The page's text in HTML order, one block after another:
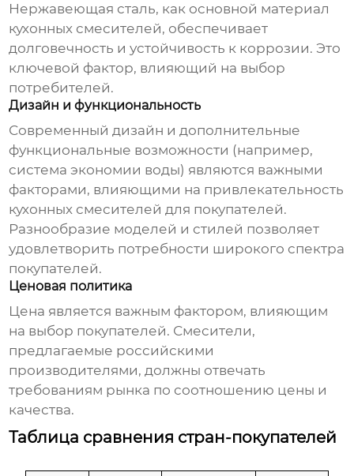
Нержавеющая сталь, как основной материал
кухонных смесителей, обеспечивает
долговечность и устойчивость к коррозии. Это
ключевой фактор, влияющий на выбор
потребителей.
Дизайн и функциональность
Современный дизайн и дополнительные
функциональные возможности (например,
система экономии воды) являются важными
факторами, влияющими на привлекательность
кухонных смесителей для покупателей.
Разнообразие моделей и стилей позволяет
удовлетворить потребности широкого спектра
покупателей.
Ценовая политика
Цена является важным фактором, влияющим
на выбор покупателей. Смесители,
предлагаемые российскими
производителями, должны отвечать
требованиям рынка по соотношению цены и
качества.
Таблица сравнения стран-покупателей